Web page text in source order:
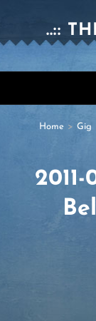
..::
Home > Gig